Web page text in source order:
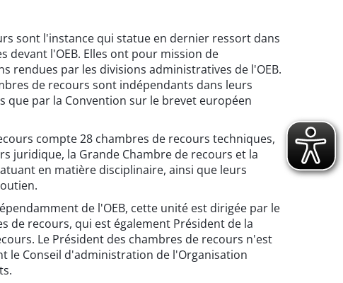
sont l'instance qui statue en dernier ressort dans
devant l'OEB. Elles ont pour mission de
rendues par les divisions administratives de l'OEB.
de recours sont indépendants dans leurs
que par la Convention sur le brevet européen
compte 28 chambres de recours techniques,
juridique, la Grande Chambre de recours et la
en matière disciplinaire, ainsi que leurs
de l'OEB, cette unité est dirigée par le
de recours, qui est également Président de la
Le Président des chambres de recours n'est
le Conseil d'administration de l'Organisation